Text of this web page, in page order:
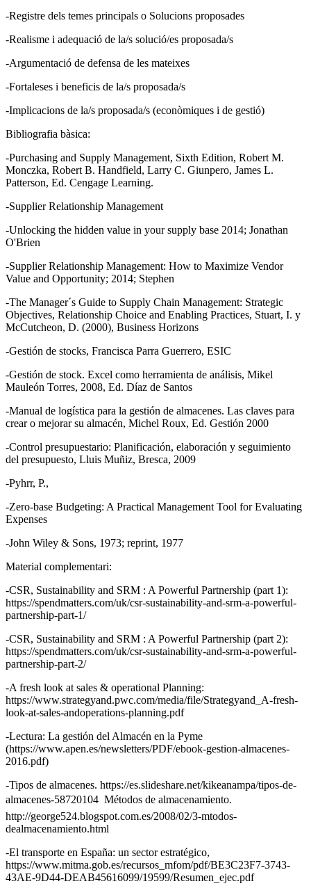
-Registre dels temes principals o Solucions proposades
-Realisme i adequació de la/s solució/es proposada/s
-Argumentació de defensa de les mateixes
-Fortaleses i beneficis de la/s proposada/s
-Implicacions de la/s proposada/s (econòmiques i de gestió)
Bibliografia bàsica:
-Purchasing and Supply Management, Sixth Edition, Robert M.
Monczka, Robert B. Handfield, Larry C. Giunpero, James L.
Patterson, Ed. Cengage Learning.
-Supplier Relationship Management
-Unlocking the hidden value in your supply base 2014; Jonathan
O'Brien
-Supplier Relationship Management: How to Maximize Vendor
Value and Opportunity; 2014; Stephen
-The Manager´s Guide to Supply Chain Management: Strategic
Objectives, Relationship Choice and Enabling Practices, Stuart, I. y
McCutcheon, D. (2000), Business Horizons
-Gestión de stocks, Francisca Parra Guerrero, ESIC
-Gestión de stock. Excel como herramienta de análisis, Mikel
Mauleón Torres, 2008, Ed. Díaz de Santos
-Manual de logística para la gestión de almacenes. Las claves para
crear o mejorar su almacén, Michel Roux, Ed. Gestión 2000
-Control presupuestario: Planificación, elaboración y seguimiento
del presupuesto, Lluis Muñiz, Bresca, 2009
-Pyhrr, P.,
-Zero-base Budgeting: A Practical Management Tool for Evaluating
Expenses
-John Wiley & Sons, 1973; reprint, 1977
Material complementari:
-CSR, Sustainability and SRM : A Powerful Partnership (part 1):
https://spendmatters.com/uk/csr-sustainability-and-srm-a-powerful-
partnership-part-1/
-CSR, Sustainability and SRM : A Powerful Partnership (part 2):
https://spendmatters.com/uk/csr-sustainability-and-srm-a-powerful-
partnership-part-2/
-A fresh look at sales & operational Planning:
https://www.strategyand.pwc.com/media/file/Strategyand_A-fresh-
look-at-sales-andoperations-planning.pdf
-Lectura: La gestión del Almacén en la Pyme
(https://www.apen.es/newsletters/PDF/ebook-gestion-almacenes-
2016.pdf)
-Tipos de almacenes. https://es.slideshare.net/kikeanampa/tipos-de-
almacenes-58720104  Métodos de almacenamiento.
http://george524.blogspot.com.es/2008/02/3-mtodos-
dealmacenamiento.html
-El transporte en España: un sector estratégico,
https://www.mitma.gob.es/recursos_mfom/pdf/BE3C23F7-3743-
43AE-9D44-DEAB45616099/19599/Resumen_ejec.pdf